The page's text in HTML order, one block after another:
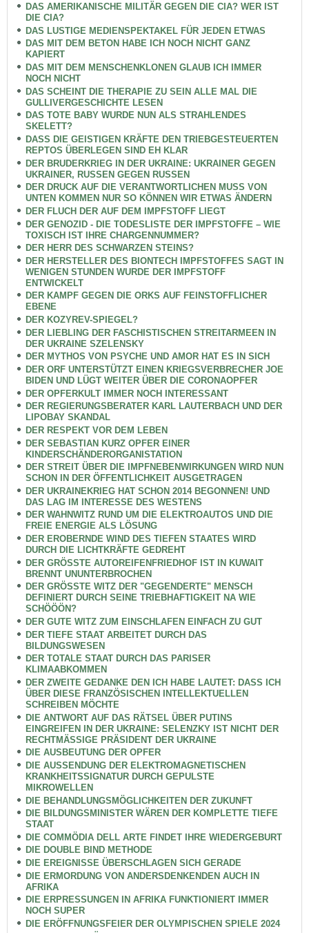
DAS AMERIKANISCHE MILITÄR GEGEN DIE CIA? WER IST
DIE CIA?
DAS LUSTIGE MEDIENSPEKTAKEL FÜR JEDEN ETWAS
DAS MIT DEM BETON HABE ICH NOCH NICHT GANZ
KAPIERT
DAS MIT DEM MENSCHENKLONEN GLAUB ICH IMMER
NOCH NICHT
DAS SCHEINT DIE THERAPIE ZU SEIN ALLE MAL DIE
GULLIVERGESCHICHTE LESEN
DAS TOTE BABY WURDE NUN ALS STRAHLENDES
SKELETT?
DASS DIE GEISTIGEN KRÄFTE DEN TRIEBGESTEUERTEN
REPTOS ÜBERLEGEN SIND EH KLAR
DER BRUDERKRIEG IN DER UKRAINE: UKRAINER GEGEN
UKRAINER, RUSSEN GEGEN RUSSEN
DER DRUCK AUF DIE VERANTWORTLICHEN MUSS VON
UNTEN KOMMEN NUR SO KÖNNEN WIR ETWAS ÄNDERN
DER FLUCH DER AUF DEM IMPFSTOFF LIEGT
DER GENOZID - DIE TODESLISTE DER IMPFSTOFFE – WIE
TOXISCH IST IHRE CHARGENNUMMER?
DER HERR DES SCHWARZEN STEINS?
DER HERSTELLER DES BIONTECH IMPFSTOFFES SAGT IN
WENIGEN STUNDEN WURDE DER IMPFSTOFF
ENTWICKELT
DER KAMPF GEGEN DIE ORKS AUF FEINSTOFFLICHER
EBENE
DER KOZYREV-SPIEGEL?
DER LIEBLING DER FASCHISTISCHEN STREITARMEEN IN
DER UKRAINE SZELENSKY
DER MYTHOS VON PSYCHE UND AMOR HAT ES IN SICH
DER ORF UNTERSTÜTZT EINEN KRIEGSVERBRECHER JOE
BIDEN UND LÜGT WEITER ÜBER DIE CORONAOPFER
DER OPFERKULT IMMER NOCH INTERESSANT
DER REGIERUNGSBERATER KARL LAUTERBACH UND DER
LIPOBAY SKANDAL
DER RESPEKT VOR DEM LEBEN
DER SEBASTIAN KURZ OPFER EINER
KINDERSCHÄNDERORGANISTATION
DER STREIT ÜBER DIE IMPFNEBENWIRKUNGEN WIRD NUN
SCHON IN DER ÖFFENTLICHKEIT AUSGETRAGEN
DER UKRAINEKRIEG HAT SCHON 2014 BEGONNEN! UND
DAS LAG IM INTERESSE DES WESTENS
DER WAHNWITZ RUND UM DIE ELEKTROAUTOS UND DIE
FREIE ENERGIE ALS LÖSUNG
DER EROBERNDE WIND DES TIEFEN STAATES WIRD
DURCH DIE LICHTKRÄFTE GEDREHT
DER GRÖSSTE AUTOREIFENFRIEDHOF IST IN KUWAIT
BRENNT UNUNTERBROCHEN
DER GRÖSSTE WITZ DER "GEGENDERTE" MENSCH
DEFINIERT DURCH SEINE TRIEBHAFTIGKEIT NA WIE
SCHÖÖÖN?
DER GUTE WITZ ZUM EINSCHLAFEN EINFACH ZU GUT
DER TIEFE STAAT ARBEITET DURCH DAS
BILDUNGSWESEN
DER TOTALE STAAT DURCH DAS PARISER
KLIMAABKOMMEN
DER ZWEITE GEDANKE DEN ICH HABE LAUTET: DASS ICH
ÜBER DIESE FRANZÖSISCHEN INTELLEKTUELLEN
SCHREIBEN MÖCHTE
DIE ANTWORT AUF DAS RÄTSEL ÜBER PUTINS
EINGREIFEN IN DER UKRAINE: SELENZKY IST NICHT DER
RECHTMÄSSIGE PRÄSIDENT DER UKRAINE
DIE AUSBEUTUNG DER OPFER
DIE AUSSENDUNG DER ELEKTROMAGNETISCHEN
KRANKHEITSSIGNATUR DURCH GEPULSTE
MIKROWELLEN
DIE BEHANDLUNGSMÖGLICHKEITEN DER ZUKUNFT
DIE BILDUNGSMINISTER WÄREN DER KOMPLETTE TIEFE
STAAT
DIE COMMÖDIA DELL ARTE FINDET IHRE WIEDERGEBURT
DIE DOUBLE BIND METHODE
DIE EREIGNISSE ÜBERSCHLAGEN SICH GERADE
DIE ERMORDUNG VON ANDERSDENKENDEN AUCH IN
AFRIKA
DIE ERPRESSUNGEN IN AFRIKA FUNKTIONIERT IMMER
NOCH SUPER
DIE ERÖFFNUNGSFEIER DER OLYMPISCHEN SPIELE 2024